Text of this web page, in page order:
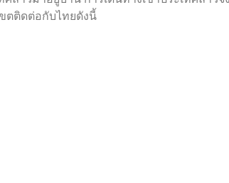
ตติดต่อกับไทยดังนี้